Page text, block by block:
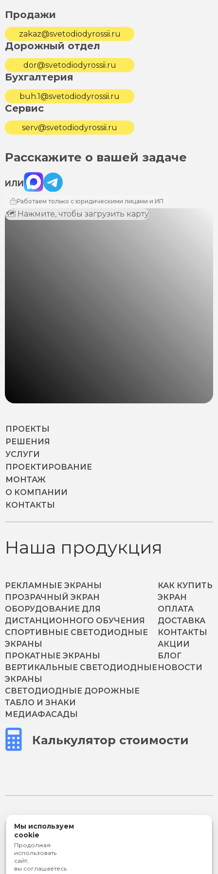
Продажи
zakaz@svetodiodyrossii.ru
Дорожный отдел
dor@svetodiodyrossii.ru
Бухгалтерия
buh.1@svetodiodyrossii.ru
Сервис
serv@svetodiodyrossii.ru
Расскажите о вашей задаче
ИЛИ
Max Telegram
Работаем только с юридическими лицами и ИП
🗺 Нажмите, чтобы загрузить карту
ПРОЕКТЫ
РЕШЕНИЯ
УСЛУГИ
ПРОЕКТИРОВАНИЕ
МОНТАЖ
О КОМПАНИИ
КОНТАКТЫ
Наша продукция
РЕКЛАМНЫЕ ЭКРАНЫ
ПРОЗРАЧНЫЙ ЭКРАН
ОБОРУДОВАНИЕ ДЛЯ
ДИСТАНЦИОННОГО ОБУЧЕНИЯ
СПОРТИВНЫЕ СВЕТОДИОДНЫЕ
ЭКРАНЫ
ПРОКАТНЫЕ ЭКРАНЫ
ВЕРТИКАЛЬНЫЕ СВЕТОДИОДНЫЕ
ЭКРАНЫ
СВЕТОДИОДНЫЕ ДОРОЖНЫЕ
ТАБЛО И ЗНАКИ
МЕДИАФАСАДЫ
КАК КУПИТЬ
ЭКРАН
ОПЛАТА
ДОСТАВКА
КОНТАКТЫ
АКЦИИ
БЛОГ
НОВОСТИ
Калькулятор стоимости
Подпишитесь на эксклюзивные предложения
Мы используем
cookie
Продолжая
использовать
сайт,
вы соглашаетесь